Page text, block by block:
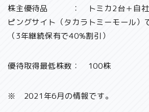
株主優待品 ： トミカ2台＋自社
ピングサイト（タカラトミーモール）
（3年継続保有で40%割引）
優待取得最低株数： 100株
※ 2021年6月の情報です。